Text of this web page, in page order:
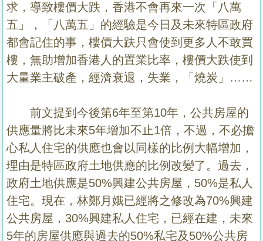
求，導致樓價大跌，香港不會再來一次「八萬
五」，「八萬五」的經驗是今日及未來特區政府
都會記住的事，樓價大趺只會使到更多人不敢買
樓，無助增加香港人的置業比率，樓價大跌使到
大量業主破產，經濟衰退，失業，「燒炭」……
前文提到今後第6年至第10年，公共房屋的
供應量將比未來5年增加不止1倍，不過，不必擔
心私人住宅的供應也會以同樣的比例大幅增加，
理由是特區政府土地供應的比例改變了。過去，
政府土地供應是50%興建公共房屋，50%是私人
住宅。現在，林鄭月娥已經將之修改為70%興建
公共房屋，30%興建私人住宅，已經在建，未來
5年的房屋供應與過去的50%私宅及50%公共房